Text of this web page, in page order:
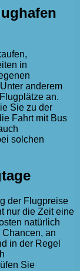
in
anderem
an.
Sie zu der
Fahrt mit Bus
solchen
der Flugpreise
nur die Zeit eine
natürlich
an
in der Regel
Sie